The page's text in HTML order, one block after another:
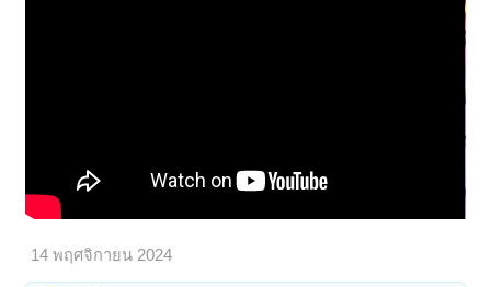
14 พฤศจิกายน 2024